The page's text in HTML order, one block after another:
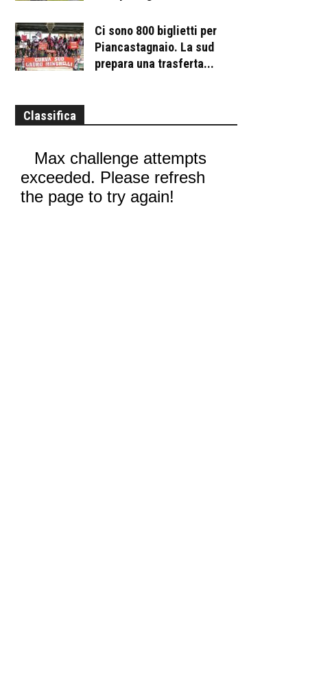
Ci sono 800 biglietti per
Piancastagnaio. La sud
prepara una trasferta...
Classifica